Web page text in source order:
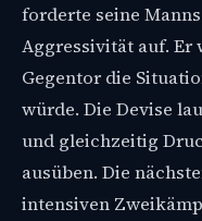
forderte seine
Aggressivität auf. Er
Gegentor die
würde. Die Devise
und gleichzeitig
ausüben. Die
intensiven